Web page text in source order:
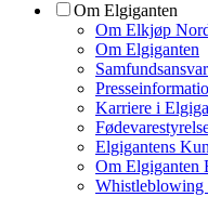
Om Elgiganten
Om Elkjøp
Om Elgiganten
Samfundsansvar
Karriere i
Elgigantens
Om Elgiganten
Whistleblowing